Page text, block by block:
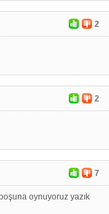
2
2
7
oynuyoruz yazık